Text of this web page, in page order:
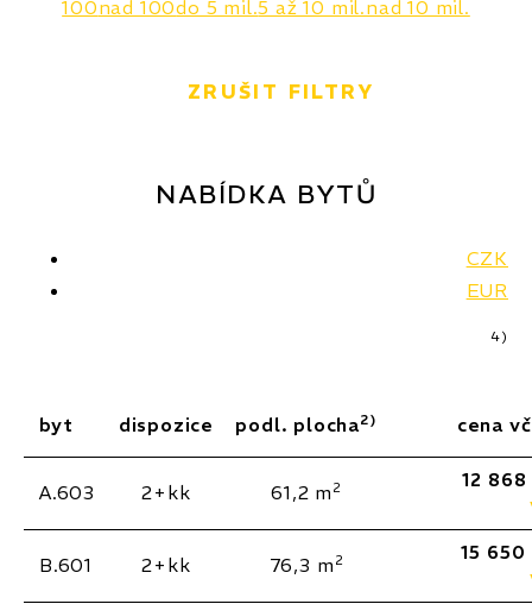
100nad 100do 5 mil.5 až 10 mil.nad 10 mil.
ZRUŠIT FILTRY
NABÍDKA BYTŮ
CZK
EUR
4)
byt dispozice podl. plocha2) cena
A.603 2+kk 61,2 m 2
12
B.601 2+kk 76,3 m 2
15